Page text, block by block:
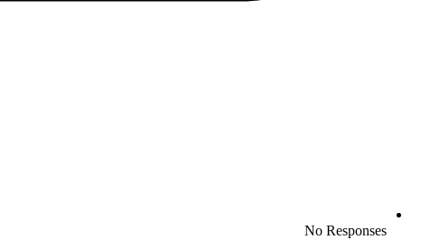
No Responses